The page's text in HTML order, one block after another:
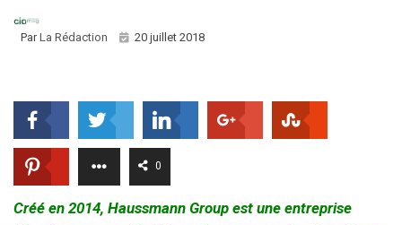
ParLa Rédaction 20 juillet 2018
0
Créé en 2014, Haussmann Group est une entreprise